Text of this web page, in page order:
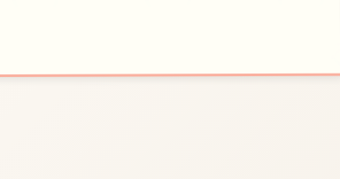
游戏